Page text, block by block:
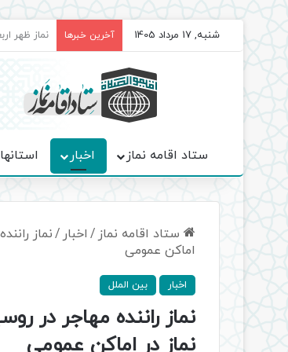
شنبه, 17 مرداد 1405 آخرین خبرها برگزاری
ستاد اقامه نماز اخبار استانها
ستاد اقامه نماز / اخبار /نماز
اماکن عمومی
اخبار بین الملل
نماز راننده مهاجر در
نماز در اماکن عمومی